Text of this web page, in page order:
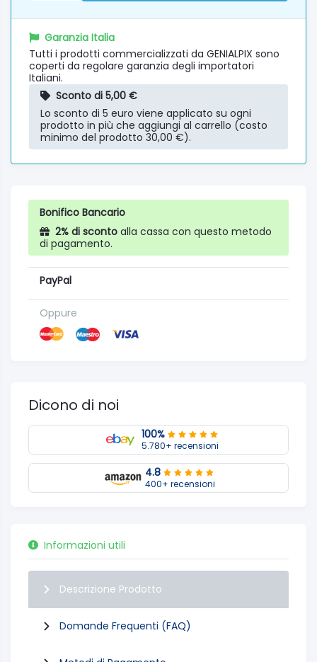
Garanzia Italia
Tutti i prodotti commercializzati da GENIALPIX sono
coperti da regolare garanzia degli importatori
Italiani.
Sconto di 5,00 €
Lo sconto di 5 euro viene applicato su ogni
prodotto in più che aggiungi al carrello (costo
minimo del prodotto 30,00 €).
Bonifico Bancario
2% di sconto alla cassa con questo metodo
di pagamento.
PayPal
Oppure
Dicono di noi
100%
5.780+ recensioni
4.8
400+ recensioni
Informazioni utili
Descrizione Prodotto
Domande Frequenti (FAQ)